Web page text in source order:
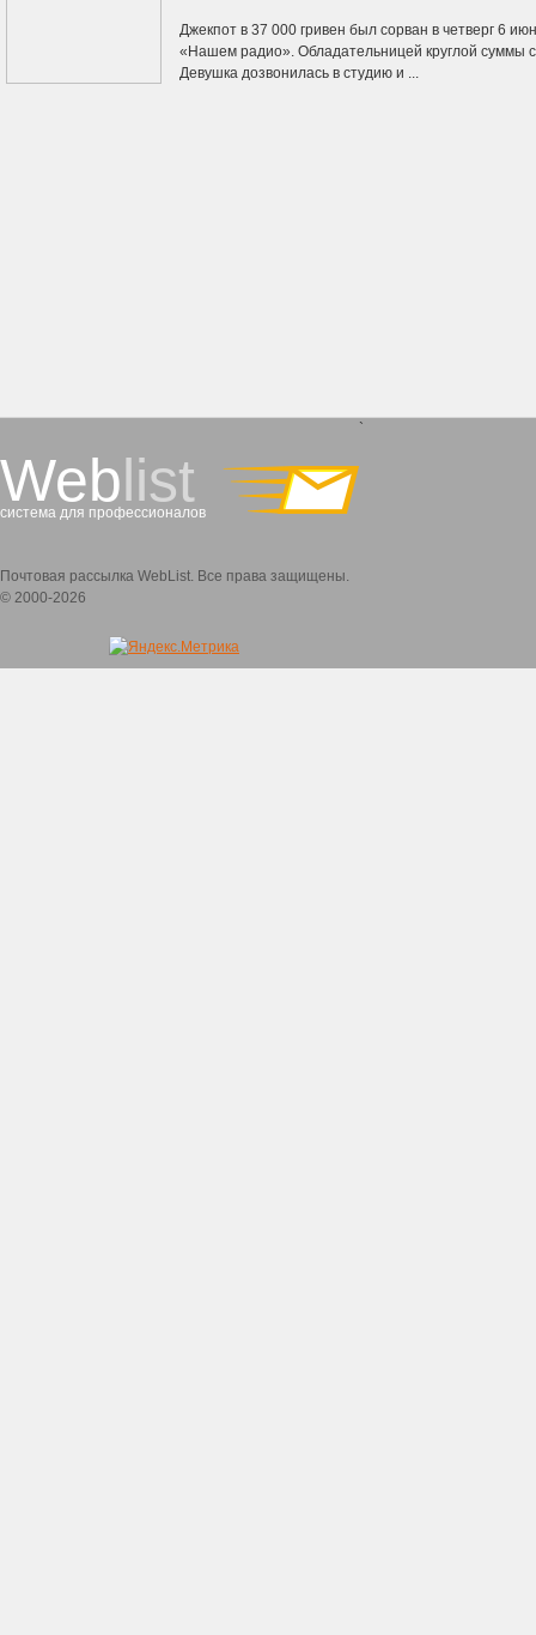
Джекпот в 37 000 гривен был сорван в четверг 6
«Нашем радио». Обладательницей круглой суммы
Девушка дозвонилась в студию и ...
Weblist
система для профессионалов
`
Почтовая рассылка WebList. Все права защищены.
© 2000-2026